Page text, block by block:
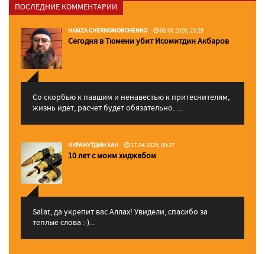
ПОСЛЕДНИЕ КОММЕНТАРИИ
HAMZA CHERNOMORCHENKO 03.06.2026, 23:29
Сегодня в Тюмени убит Исомитдин Акбаров
Со скорбью к павшим и ненавестью к притеснителям,
жизнь идет, расчет будет обязательно. ...
ИКРАМУТДИН ХАН 17.04.2025, 00:27
10 лет с моим хиджабом
Salat, да укрепит вас Аллаx! Увидели, спасибо за
теплые слова :-)...